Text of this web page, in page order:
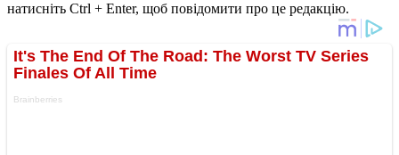
натисніть Ctrl + Enter, щоб повідомити про це редакцію.